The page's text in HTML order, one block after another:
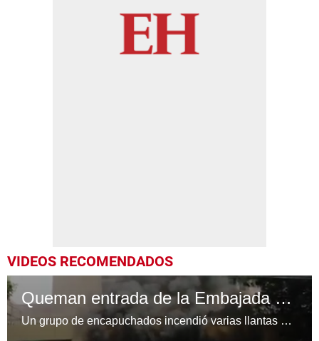
VIDEOS RECOMENDADOS
Queman entrada de la Embajada de Estados Unidos en Honduras
Un grupo de encapuchados incendió varias llantas en la entrada principal de la Embajada de Estados Unidos en Honduras durante el segundo día de paro nacional.